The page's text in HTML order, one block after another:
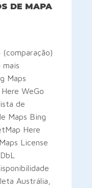
DE MAPA
mais
Maps
WeGo
de
Maps Bing
Here
License
Austrália,